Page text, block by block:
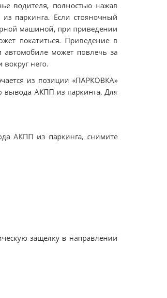
водителя, полностью нажав
паркинга. Если стояночный
машиной, при приведении
покатиться. Приведение в
может повлечь за
него.
из позиции «ПАРКОВКА»
вывода АКПП из паркинга. Для
АКПП из паркинга, снимите
защелку в направлении